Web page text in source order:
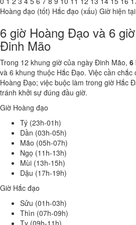
Hoàng đạo (tốt) Hắc đạo (xấu) Giờ hiện tại
6 giờ Hoàng Đạo và 6
Đinh Mão
Trong 12 khung giờ của ngày Đinh Mão, 6
và 6 khung thuộc Hắc Đạo. Việc cần chắc
Hoàng Đạo; việc buộc làm trong giờ Hắc
tránh khởi sự đúng đầu giờ.
Giờ Hoàng đạo
Tý (23h-01h)
Dần (03h-05h)
Mão (05h-07h)
Ngọ (11h-13h)
Mùi (13h-15h)
Dậu (17h-19h)
Giờ Hắc đạo
Sửu (01h-03h)
Thìn (07h-09h)
Tỵ (09h-11h)